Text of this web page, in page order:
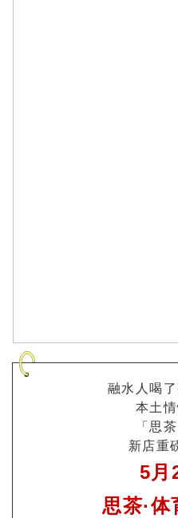
融水人喝
本土
「思
新店重
5月
思茶·